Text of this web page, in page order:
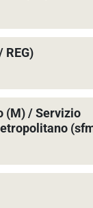
REG)
(M) / Servizio